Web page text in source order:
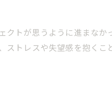
トが思うように進まな
トレスや失望感を抱く